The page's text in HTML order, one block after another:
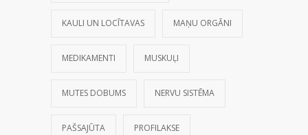
KAULI UN LOCĪTAVAS MAŅU ORGĀNI
MEDIKAMENTI MUSKUĻI
MUTES DOBUMS NERVU SISTĒMA
PAŠSAJŪTA PROFILAKSE